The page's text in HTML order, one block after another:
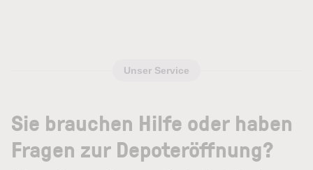
Unser Service
Sie brauchen Hilfe oder haben
Fragen zur Depoteröffnung?